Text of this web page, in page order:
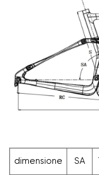
dimensione SA